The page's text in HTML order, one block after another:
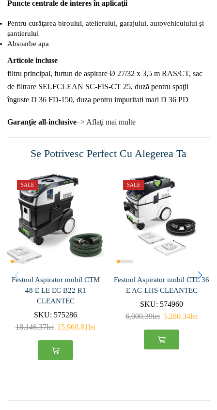
Puncte centrale de interes în aplicaţii
Pentru curăţarea biroului, atelierului, garajului, autovehiculului şi
şantierului
Absoarbe apa
Articole incluse
filtru principal, furtun de aspirare Ø 27/32 x 3,5 m RAS/CT, sac
de filtrare SELFCLEAN SC-FIS-CT 25, duză pentru spaţii
înguste D 36 FD-150, duza pentru impuritati mari D 36 PD
Garanţie all-inclusive–> Aflaţi mai multe
Se Potrivesc Perfect Cu Alegerea Ta
SALE
Festool Aspirator mobil CTM
48 E LE EC B22 R1
CLEANTEC
SKU: 575286
18,146.37lei 15,968.81lei
SALE
Festool Aspirator mobil CTL 36
E AC-LHS CLEANTEC
SKU: 574960
6,000.39lei 5,280.34lei